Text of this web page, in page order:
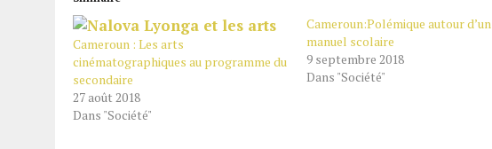
Cameroun : Les arts
cinématographiques au programme du
secondaire
27 août 2018
Dans "Société"
Cameroun:Polémique autour d’un
manuel scolaire
9 septembre 2018
Dans "Société"